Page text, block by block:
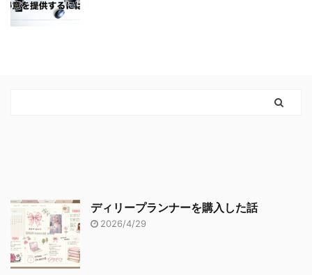
ディリープランナーを購入した話
2026/4/29